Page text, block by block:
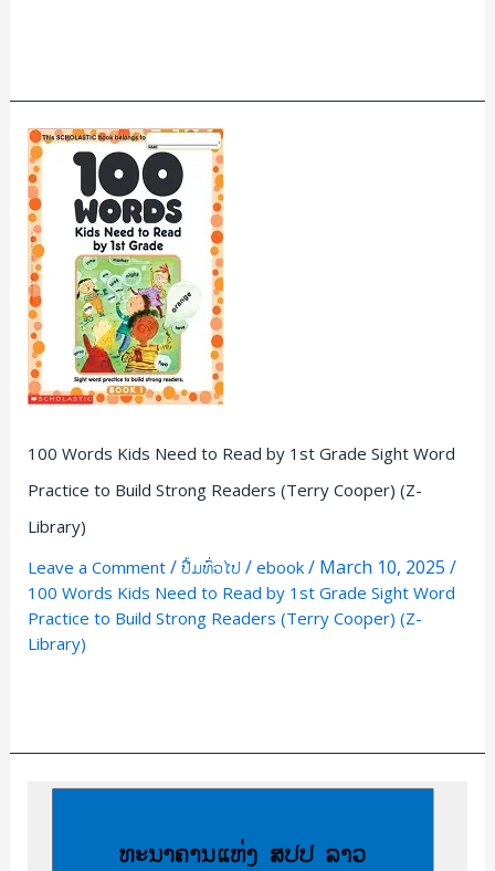
100 Words Kids Need to Read by 1st Grade Sight Word
Practice to Build Strong Readers (Terry Cooper) (Z-
Library)
Leave a Comment / ປື້ມທົ່ວໄປ/ ebook / March 10, 2025 /
100 Words Kids Need to Read by 1st Grade Sight Word
Practice to Build Strong Readers (Terry Cooper) (Z-
Library)
100
Words
Kids
Need
to
Read
by
1st
Grade
Sight
Practice
to
Build
Strong
Readers
(Terry
Cooper)
ກົດໝາຍ